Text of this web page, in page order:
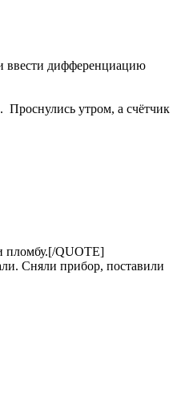
ввести дифференциацию
Проснулись утром, а счётчик
пломбу.[/QUOTE]
Сняли прибор, поставили